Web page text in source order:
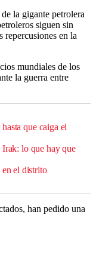
la gigante petrolera
siguen sin
repercusiones en la
mundiales de los
la guerra entre
que caiga el
Irak: lo que hay que
el distrito
han pedido una